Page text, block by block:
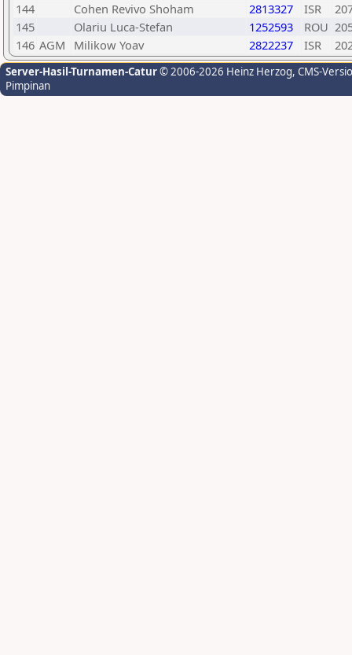
144
Cohen Revivo Shoham 2813327 ISR
145
Olariu Luca-Stefan 1252593 ROU
146 AGM Milikow Yoav 2822237 ISR
Server-Hasil-Turnamen-Catur© 2006-2026 Heinz Herzog, CMS-
Pimpinan